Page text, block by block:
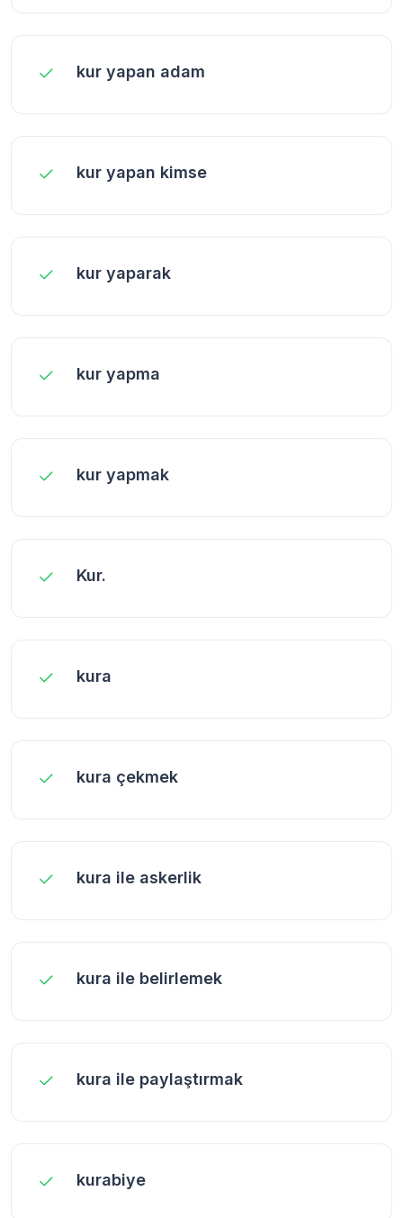
kur yapan adam
kur yapan kimse
kur yaparak
kur yapma
kur yapmak
Kur.
kura
kura çekmek
kura ile askerlik
kura ile belirlemek
kura ile paylaştırmak
kurabiye